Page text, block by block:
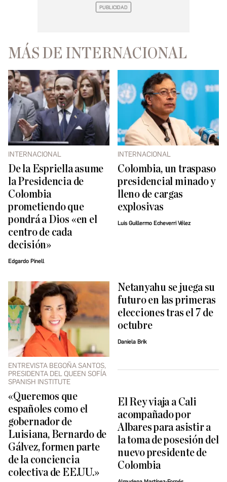
MÁS DE INTERNACIONAL
INTERNACIONAL
De la Espriella asume
la Presidencia de
Colombia
prometiendo que
pondrá a Dios «en el
centro de cada
decisión»
Edgardo Pinell
INTERNACIONAL
Colombia, un traspaso
presidencial minado y
lleno de cargas
explosivas
Luis Guillermo Echeverri Vélez
ENTREVISTA BEGOÑA SANTOS,
PRESIDENTA DEL QUEEN SOFÍA
SPANISH INSTITUTE
«Queremos que
españoles como el
gobernador de
Luisiana, Bernardo de
Gálvez, formen parte
de la conciencia
colectiva de EE.UU.»
Netanyahu se juega su
futuro en las primeras
elecciones tras el 7 de
octubre
Daniela Brik
El Rey viaja a Cali
acompañado por
Albares para asistir a
la toma de posesión del
nuevo presidente de
Colombia